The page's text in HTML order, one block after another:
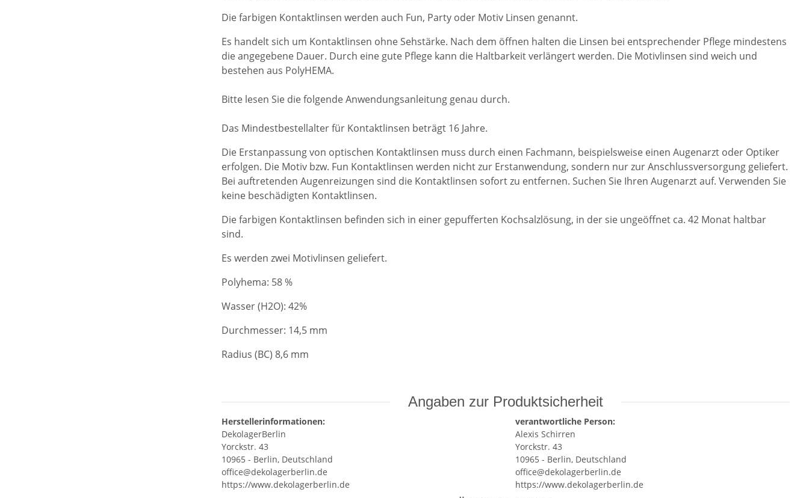
Die farbigen Kontaktlinsen werden auch Fun, Party oder Motiv Linsen genannt.
Es handelt sich um Kontaktlinsen ohne Sehstärke. Nach dem öffnen halten die Linsen bei entsprechender Pflege mindestens
die angegebene Dauer. Durch eine gute Pflege kann die Haltbarkeit verlängert werden. Die Motivlinsen sind weich und
bestehen aus PolyHEMA.
Bitte lesen Sie die folgende Anwendungsanleitung genau durch.
Das Mindestbestellalter für Kontaktlinsen beträgt 16 Jahre.
Die Erstanpassung von optischen Kontaktlinsen muss durch einen Fachmann, beispielsweise einen Augenarzt oder Optiker
erfolgen. Die Motiv bzw. Fun Kontaktlinsen werden nicht zur Erstanwendung, sondern nur zur Anschlussversorgung geliefert.
Bei auftretenden Augenreizungen sind die Kontaktlinsen sofort zu entfernen. Suchen Sie Ihren Augenarzt auf. Verwenden Sie
keine beschädigten Kontaktlinsen.
Die farbigen Kontaktlinsen befinden sich in einer gepufferten Kochsalzlösung, in der sie ungeöffnet ca. 42 Monat haltbar
sind.
Es werden zwei Motivlinsen geliefert.
Polyhema: 58 %
Wasser (H2O): 42%
Durchmesser: 14,5 mm
Radius (BC) 8,6 mm
Angaben zur Produktsicherheit
Herstellerinformationen:
DekolagerBerlin
Yorckstr. 43
10965 - Berlin, Deutschland
office@dekolagerberlin.de
https://www.dekolagerberlin.de
verantwortliche Person:
Alexis Schirren
Yorckstr. 43
10965 - Berlin, Deutschland
office@dekolagerberlin.de
https://www.dekolagerberlin.de